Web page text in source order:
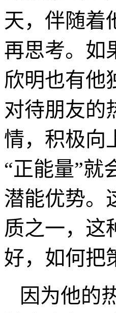
天，伴随着
再思考。如
欣明也有他
对待朋友的
情，积极向
“正能量”就
潜能优势。
质之一，这
好，如何把
因为他的